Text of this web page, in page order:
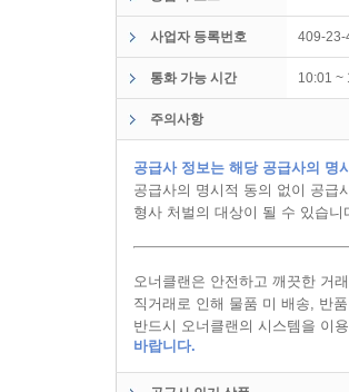
사업자 등록번호 409-23-
통화 가능 시간 10:01
주의사항
공급사 정보는 해당 공급사의 명
공급사의 명시적 동의 없이 공급
형사 처벌의 대상이 될 수 있습니
오너클랜은 안전하고 깨끗한 거
직거래로 인해 물품 미 배송, 반
반드시 오너클랜의 시스템을 이
바랍니다.